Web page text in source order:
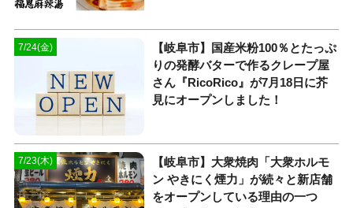
7/24(金)
【岐阜市】国産米粉100％とたっぷ
りの発酵バターで作るクレープ屋
さん『RicoRico』が7月18日に芥
見にオープンしました！
7/23(木)
【岐阜市】大衆焼肉「大衆ホルモ
ン やきにく煙力」が続々と新店舗
をオープンしている理由の一つ